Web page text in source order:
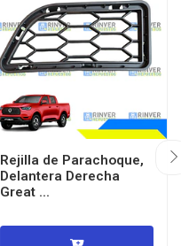
Rejilla de Parachoque,
Delantera Derecha
Great ...